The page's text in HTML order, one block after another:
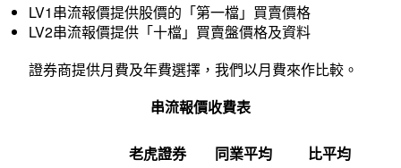
LV1串流報價提供股價的「第一檔」買賣價格
LV2串流報價提供「十檔」買賣盤價格及資料
證券商提供月費及年費選擇，我們以月費來作比較。
串流報價收費表
老虎證券 同業平均
比平均